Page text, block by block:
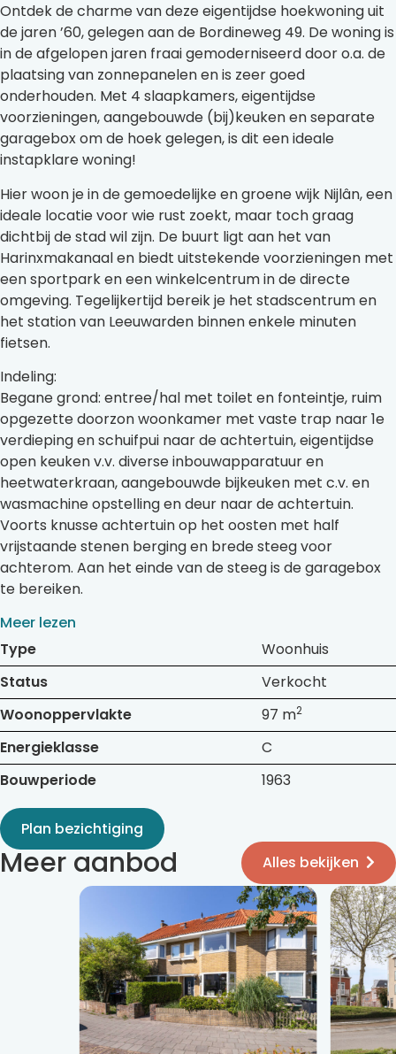
Ontdek de charme van deze eigentijdse hoekwoning uit
de jaren ’60, gelegen aan de Bordineweg 49. De woning is
in de afgelopen jaren fraai gemoderniseerd door o.a. de
plaatsing van zonnepanelen en is zeer goed
onderhouden. Met 4 slaapkamers, eigentijdse
voorzieningen, aangebouwde (bij)keuken en separate
garagebox om de hoek gelegen, is dit een ideale
instapklare woning!
Hier woon je in de gemoedelijke en groene wijk Nijlân, een
ideale locatie voor wie rust zoekt, maar toch graag
dichtbij de stad wil zijn. De buurt ligt aan het van
Harinxmakanaal en biedt uitstekende voorzieningen met
een sportpark en een winkelcentrum in de directe
omgeving. Tegelijkertijd bereik je het stadscentrum en
het station van Leeuwarden binnen enkele minuten
fietsen.
Indeling:
Begane grond: entree/hal met toilet en fonteintje, ruim
opgezette doorzon woonkamer met vaste trap naar 1e
verdieping en schuifpui naar de achtertuin, eigentijdse
open keuken v.v. diverse inbouwapparatuur en
heetwaterkraan, aangebouwde bijkeuken met c.v. en
wasmachine opstelling en deur naar de achtertuin.
Voorts knusse achtertuin op het oosten met half
vrijstaande stenen berging en brede steeg voor
achterom. Aan het einde van de steeg is de garagebox
te bereiken.
Meer lezen
Type
Woonhuis
Status
Verkocht
Woonoppervlakte
97 m2
Energieklasse
C
Bouwperiode
1963
Plan bezichtiging
Meer aanbod
Alles bekijken
Bekijk
detail
pagina
van
Azaleastraat
91
Bekijk
de
detail
pagina
van
43